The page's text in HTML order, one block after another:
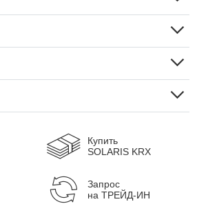
Купить
SOLARIS KRX
Запрос
на ТРЕЙД-ИН